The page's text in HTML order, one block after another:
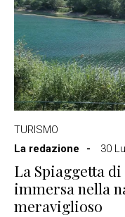
TURISMO
La redazione
30
La Spiaggetta
immersa nella
meraviglioso